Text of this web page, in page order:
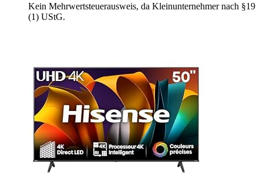
Kein Mehrwertsteuerausweis, da Kleinunternehmer nach §19
(1) UStG.